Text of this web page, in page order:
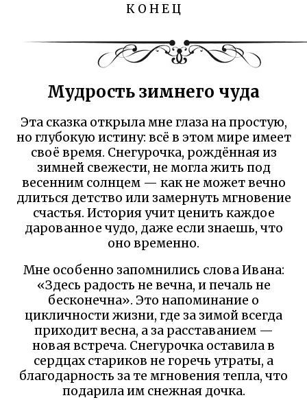
К О Н Е Ц
Мудрость зимнего чуда
Эта сказка открыла мне глаза на простую,
но глубокую истину: всё в этом мире имеет
своё время. Снегурочка, рождённая из
зимней свежести, не могла жить под
весенним солнцем — как не может вечно
длиться детство или замернуть мгновение
счастья. История учит ценить каждое
дарованное чудо, даже если знаешь, что
оно временно.
Мне особенно запомнились слова Ивана:
«Здесь радость не вечна, и печаль не
бесконечна». Это напоминание о
цикличности жизни, где за зимой всегда
приходит весна, а за расставанием —
новая встреча. Снегурочка оставила в
сердцах стариков не горечь утраты, а
благодарность за те мгновения тепла, что
подарила им снежная дочка.